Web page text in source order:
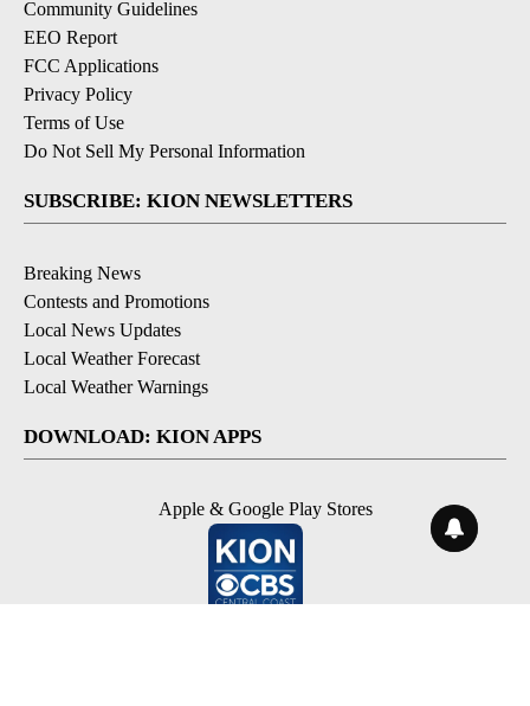
Community Guidelines
EEO Report
FCC Applications
Privacy Policy
Terms of Use
Do Not Sell My Personal Information
SUBSCRIBE: KION NEWSLETTERS
Breaking News
Contests and Promotions
Local News Updates
Local Weather Forecast
Local Weather Warnings
DOWNLOAD: KION APPS
Apple & Google Play Stores